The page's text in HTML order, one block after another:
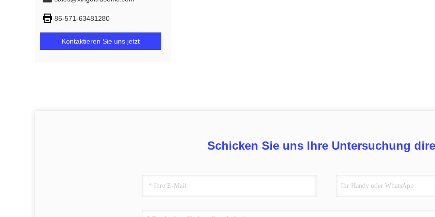
86-571-63481280
Kontaktieren Sie uns jetzt
Schicken Sie uns Ihre Untersuchung